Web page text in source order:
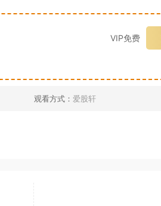
VIP免费
观看方式： 爱股轩